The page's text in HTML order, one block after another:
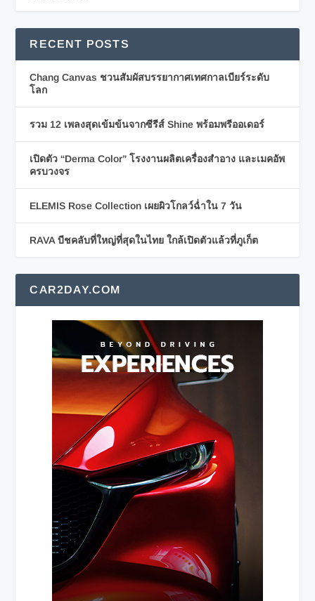
RECENT POSTS
Chang Canvas ชวนสัมผัสบรรยากาศเทศกาลเบียร์ระดับ
โลก
รวม 12 เพลงสุดเข้มข้นจากซีรีส์ Shine พร้อมพรีออเดอร์
เปิดตัว “Derma Color” โรงงานผลิตเครื่องสำอาง และเมคอัพ
ครบวงจร
ELEMIS Rose Collection เผยผิวโกลว์ฉ่ำใน 7 วัน
RAVA บีชคลับที่ใหญ่ที่สุดในไทย ใกล้เปิดตัวแล้วที่ภูเก็ต
CAR2DAY.COM